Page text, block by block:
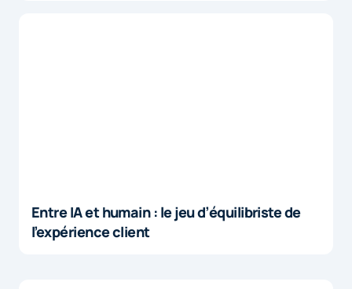
Entre IA et humain : le jeu d’équilibriste de
l’expérience client